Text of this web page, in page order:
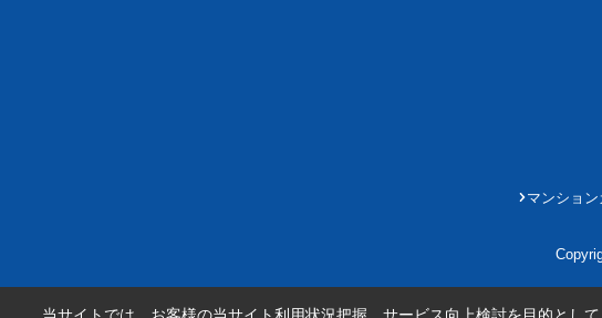
マンショ
当サイトでは、お客様の当サイト利用状況把握、サービス向上検討を目的とし